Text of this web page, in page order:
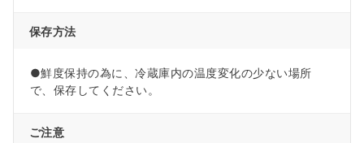
保存方法
●鮮度保持の為に、冷蔵庫内の温度変化の少ない場所
で、保存してください。
ご注意